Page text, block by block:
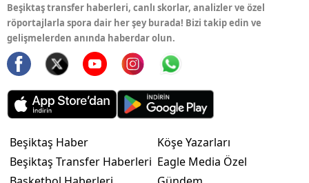
Beşiktaş transfer haberleri, canlı skorlar, analizler ve özel
röportajlarla spora dair her şey burada! Bizi takip edin ve
gelişmelerden anında haberdar olun.
Beşiktaş Haber
Beşiktaş Transfer Haberleri
Köşe Yazarları
Eagle Media Özel